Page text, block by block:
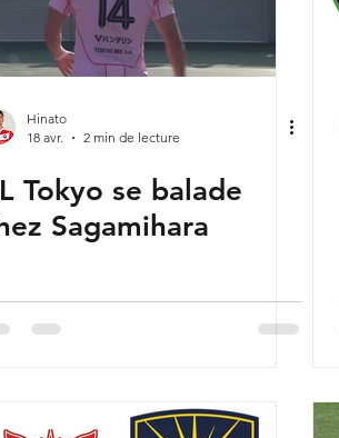
Hinato
18 avr.
2 min de lecture
Tokyo se balade
Sagamihara